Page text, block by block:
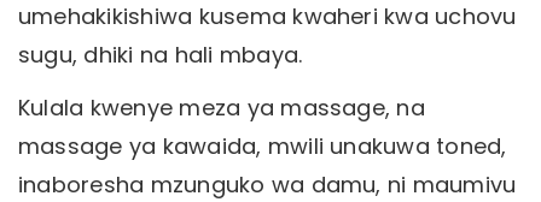
umehakikishiwa kusema kwaheri kwa uchovu
sugu, dhiki na hali mbaya.
Kulala kwenye meza ya massage, na
massage ya kawaida, mwili unakuwa toned,
inaboresha mzunguko wa damu, ni maumivu